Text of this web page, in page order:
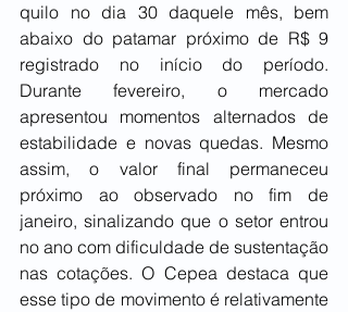
quilo no dia 30 daquele mês, bem
abaixo do patamar próximo de R$ 9
registrado no início do período.
Durante fevereiro, o mercado
apresentou momentos alternados de
estabilidade e novas quedas. Mesmo
assim, o valor final permaneceu
próximo ao observado no fim de
janeiro, sinalizando que o setor entrou
no ano com dificuldade de sustentação
nas cotações. O Cepea destaca que
esse tipo de movimento é relativamente